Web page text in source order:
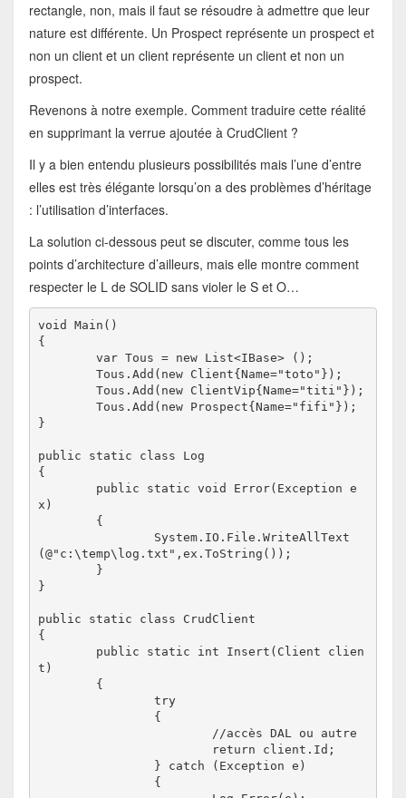
rectangle, non, mais il faut se résoudre à admettre que leur
nature est différente. Un Prospect représente un prospect et
non un client et un client représente un client et non un
prospect.
Revenons à notre exemple. Comment traduire cette réalité
en supprimant la verrue ajoutée à CrudClient ?
Il y a bien entendu plusieurs possibilités mais l’une d’entre
elles est très élégante lorsqu’on a des problèmes d’héritage
: l’utilisation d’interfaces.
La solution ci-dessous peut se discuter, comme tous les
points d’architecture d’ailleurs, mais elle montre comment
respecter le L de SOLID sans violer le S et O…
void Main()
{
	var Tous = new List<IBase> ();
	Tous.Add(new Client{Name="toto"});
	Tous.Add(new ClientVip{Name="titi"});
	Tous.Add(new Prospect{Name="fifi"});
}
public static class Log
{
x)
(@"c:\temp\log.txt",ex.ToString());
}
public static class CrudClient
{
t)
		try